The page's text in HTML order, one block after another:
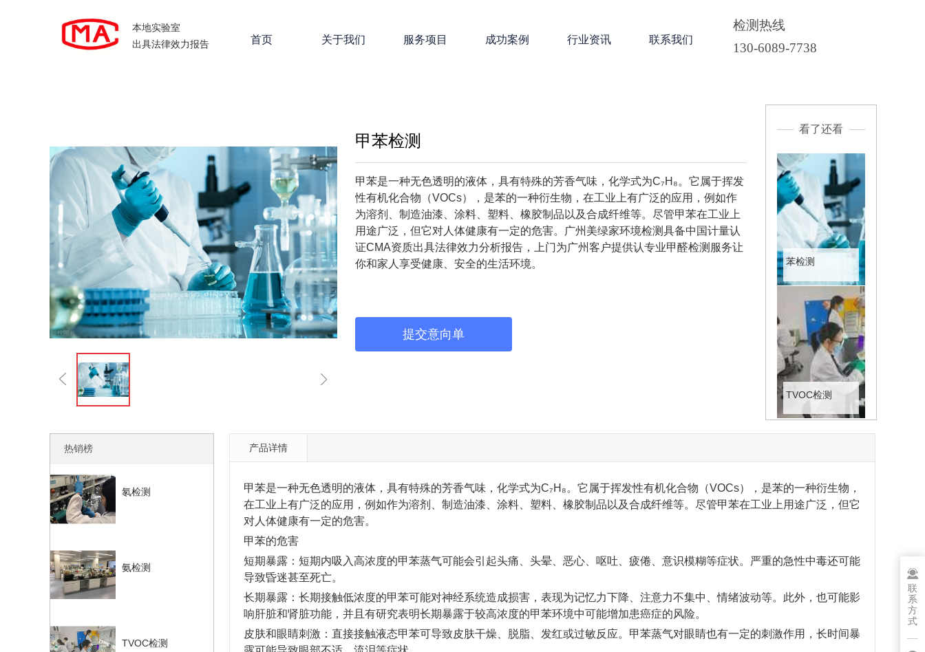
首页 关于我们 服务项目 成功案例 行业资讯 联系我们
本地实验室
出具法律效力报告
检测热线
130-6089-7738
看了还看
苯检测
TVOC检测
甲苯检测
甲苯是一种无色透明的液体，具有特殊的芳香气味，化学式为C₇H₈。它属于挥发
性有机化合物（VOCs），是苯的一种衍生物，在工业上有广泛的应用，例如作
为溶剂、制造油漆、涂料、塑料、橡胶制品以及合成纤维等。尽管甲苯在工业上
用途广泛，但它对人体健康有一定的危害。广州美绿家环境检测具备中国计量认
证CMA资质出具法律效力分析报告，上门为广州客户提供认专业甲醛检测服务让
你和家人享受健康、安全的生活环境。
提交意向单
热销榜
氡检测
氨检测
TVOC检测
产品详情
甲苯是一种无色透明的液体，具有特殊的芳香气味，化学式为C₇H₈。它属于挥发性有机化合物（VOCs），是苯的一种衍生物，
在工业上有广泛的应用，例如作为溶剂、制造油漆、涂料、塑料、橡胶制品以及合成纤维等。尽管甲苯在工业上用途广泛，但它
对人体健康有一定的危害。
甲苯的危害
短期暴露：短期内吸入高浓度的甲苯蒸气可能会引起头痛、头晕、恶心、呕吐、疲倦、意识模糊等症状。严重的急性中毒还可能
导致昏迷甚至死亡。
长期暴露：长期接触低浓度的甲苯可能对神经系统造成损害，表现为记忆力下降、注意力不集中、情绪波动等。此外，也可能影
响肝脏和肾脏功能，并且有研究表明长期暴露于较高浓度的甲苯环境中可能增加患癌症的风险。
皮肤和眼睛刺激：直接接触液态甲苯可导致皮肤干燥、脱脂、发红或过敏反应。甲苯蒸气对眼睛也有一定的刺激作用，长时间暴
联
系
方
式